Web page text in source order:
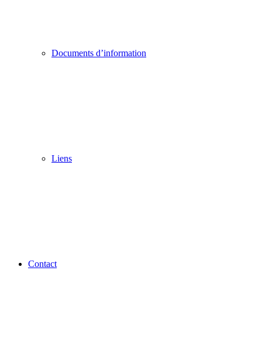
Documents d’information
Liens
Contact